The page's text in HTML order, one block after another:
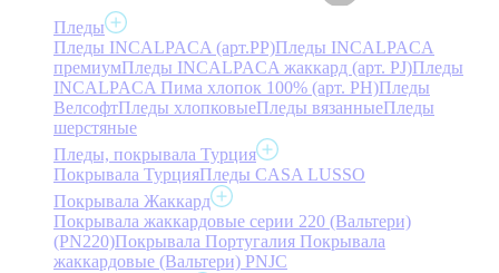
Пледы
Пледы INCALPACA (арт.PP)Пледы INCALPACA
премиумПледы INCALPACA жаккард (арт. PJ)Пледы
INCALPACA Пима хлопок 100% (арт. PH)Пледы
ВелсофтПледы хлопковыеПледы вязанныеПледы
шерстяные
Пледы, покрывала Турция
Покрывала ТурцияПледы CASA LUSSO
Покрывала Жаккард
Покрывала жаккардовые серии 220 (Вальтери)
(PN220)Покрывала Португалия Покрывала
жаккардовые (Вальтери) PNJC